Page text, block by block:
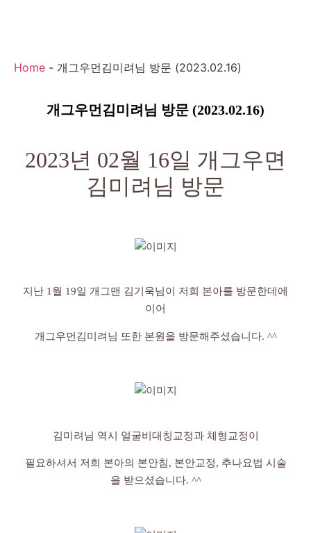
Home - 개그우먼김미려님 방문 (2023.02.16)
개그우먼김미려님 방문 (2023.02.16)
2023년 02월 16일 개그우면
김미려님 방문
지난 1월 19일 개그맨 김기욱님이 저희 본아를 방문한데에
이어
개그우먼김미려님 또한 본원을 방문해주셨습니다. ^^
김미려님 역시 얼굴비대칭교정과 체형교정이
필요하셔서 저희 본아의 본안침, 본안교정, 추나요법 시술
을 받으셨습니다. ^^